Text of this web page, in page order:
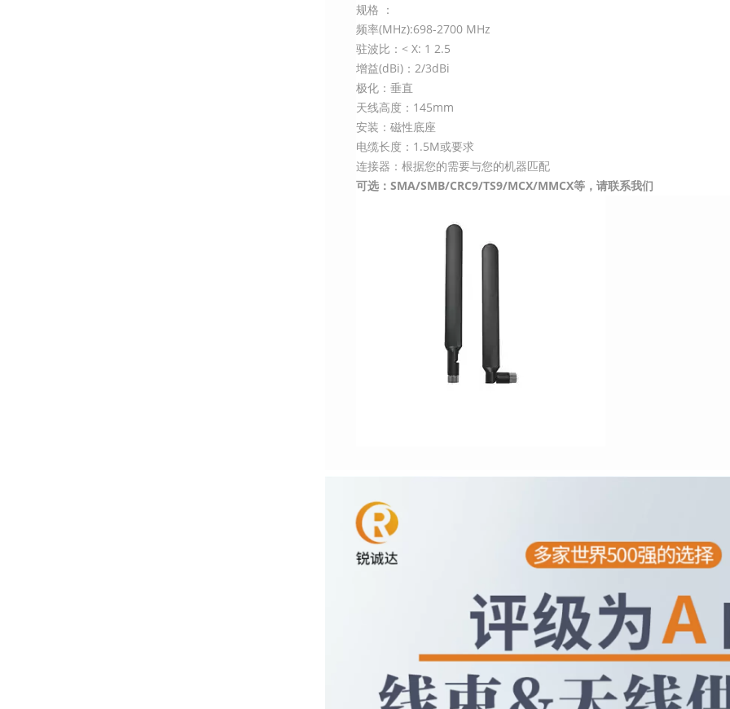
规格 ：
频率(MHz):698-2700 MHz
驻波比：< X: 1 2.5
增益(dBi)：2/3dBi
极化：垂直
天线高度：145mm
安装：磁性底座
电缆长度：1.5M或要求
连接器：根据您的需要与您的机器匹配
可选：SMA/SMB/CRC9/TS9/MCX/MMCX等，请联系我们